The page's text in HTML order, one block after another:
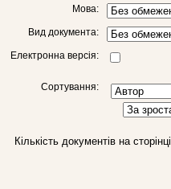
Мова:
Вид документа:
Електронна версія:
Сортування:
Кількість документів на сторінці